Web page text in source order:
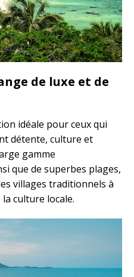
de luxe et de
idéale pour ceux qui
détente, culture et
gamme
que de superbes plages,
villages traditionnels à
culture locale.